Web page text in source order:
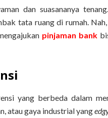
dan suasananya
tata ruang di rumah.
pinjaman bank
yang berbeda dalam
atau gaya industrial yang